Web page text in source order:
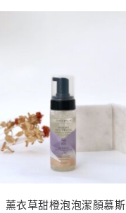
薰衣草甜橙泡泡潔顏慕斯